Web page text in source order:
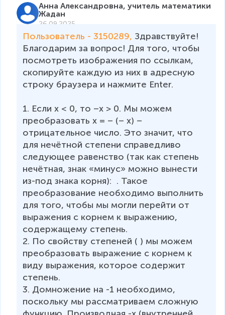
Анна Александровна, учитель математики
Жадан
26.09.2025
Пользователь - 3150289, Здравствуйте!
Благодарим за вопрос! Для того, чтобы
посмотреть изображения по ссылкам,
скопируйте каждую из них в адресную
строку браузера и нажмите Enter.
1. Если x < 0, то –x > 0. Мы можем
преобразовать x = – (– x) –
отрицательное число. Это значит, что
для нечётной степени справедливо
следующее равенство (так как степень
нечётная, знак «минус» можно вынести
из-под знака корня):  . Такое
преобразование необходимо выполнить
для того, чтобы мы могли перейти от
выражения с корнем к выражению,
содержащему степень.
2. По свойству степеней ( ) мы можем
преобразовать выражение с корнем к
виду выражения, которое содержит
степень.
3. Домножение на -1 необходимо,
поскольку мы рассматриваем сложную